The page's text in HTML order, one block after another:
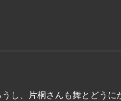
し、片桐さんも舞とどうに